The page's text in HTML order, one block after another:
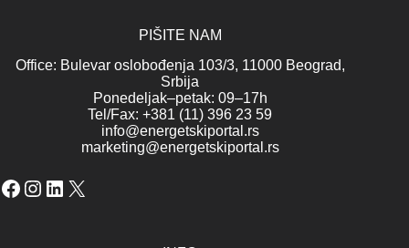
PIŠITE NAM
Office: Bulevar oslobođenja 103/3, 11000 Beograd,
Srbija
Ponedeljak–petak: 09–17h
Tel/Fax: +381 (11) 396 23 59
info@energetskiportal.rs
marketing@energetskiportal.rs
Facebook
Instagram
LinkedIn
X